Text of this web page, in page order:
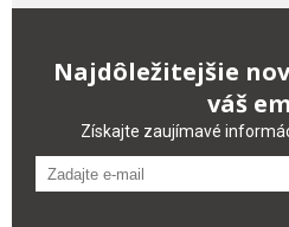
Najdôležitejšie
váš
Získajte zaujímavé